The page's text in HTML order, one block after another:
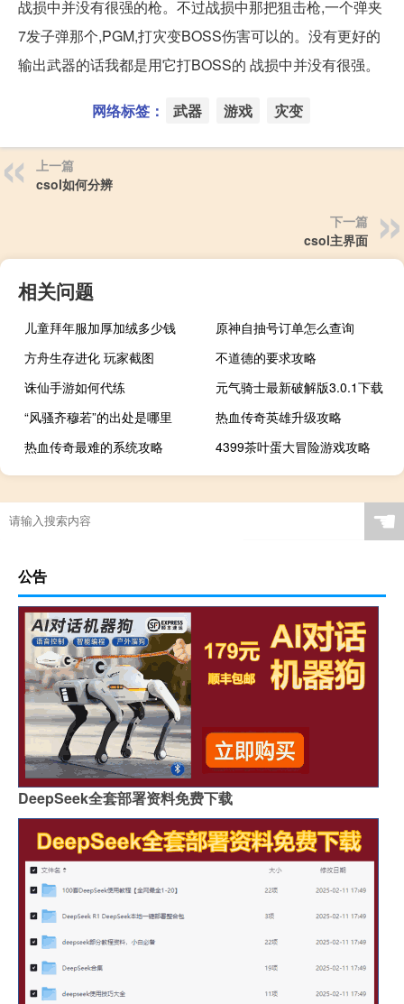
战损中并没有很强的枪。不过战损中那把狙击枪,一个弹夹
7发子弹那个,PGM,打灾变BOSS伤害可以的。没有更好的
输出武器的话我都是用它打BOSS的 战损中并没有很强。
网络标签： 武器 游戏 灾变
上一篇
csol如何分辨
下一篇
csol主界面
相关问题
儿童拜年服加厚加绒多少钱
原神自抽号订单怎么查询
方舟生存进化 玩家截图
不道德的要求攻略
诛仙手游如何代练
元气骑士最新破解版3.0.1下载
“风骚齐穆若”的出处是哪里
热血传奇英雄升级攻略
热血传奇最难的系统攻略
4399茶叶蛋大冒险游戏攻略
☚
公告
DeepSeek全套部署资料免费下载